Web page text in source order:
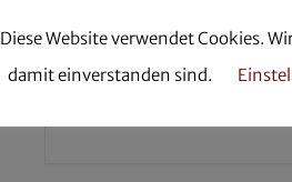
Diese Website verwendet Cookies.
damit einverstanden sind.